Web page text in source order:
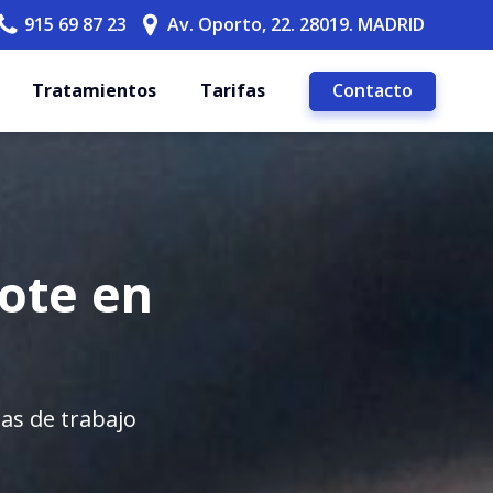
915 69 87 23 Av. Oporto, 22. 28019. MADRID
Tratamientos Tarifas Contacto
en
de trabajo